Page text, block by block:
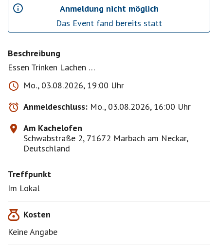
Anmeldung nicht möglich
Das Event fand bereits statt
Beschreibung
Essen Trinken Lachen …
Mo., 03.08.2026, 19:00 Uhr
Anmeldeschluss: Mo., 03.08.2026, 16:00 Uhr
Am Kachelofen
Schwabstraße 2, 71672 Marbach am Neckar,
Deutschland
Treffpunkt
Im Lokal
Kosten
Keine Angabe